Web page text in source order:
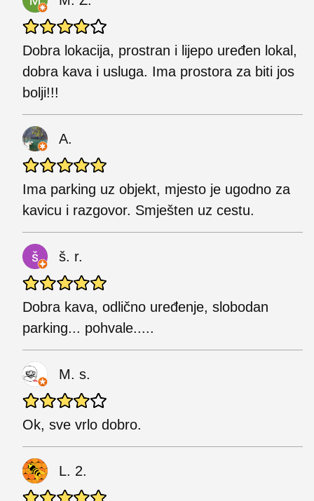
Dobra lokacija, prostran i lijepo uređen lokal,
dobra kava i usluga. Ima prostora za biti jos
bolji!!!
A.
Ima parking uz objekt, mjesto je ugodno za
kavicu i razgovor. Smješten uz cestu.
š. r.
Dobra kava, odlično uređenje, slobodan
parking... pohvale.....
M. s.
Ok, sve vrlo dobro.
L. 2.